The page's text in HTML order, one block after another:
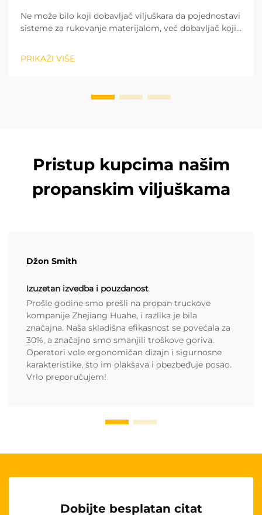
Ne može bilo koji dobavljač viljuškara da pojednostavi
sisteme za rukovanje materijalom, već dobavljač koji
dugogodišnjeg iskustva u projektima na licu mesta u
različitim regionima, prepoznali smo potencijal...
PRIKAŽI VIŠE
Pristup kupcima našim
propanskim viljuškama
Džon Smith
Izuzetan izvedba i pouzdanost
Prošle godine smo prešli na propan truckove
kompanije Zhejiang Huahe, i razlika je bila
značajna. Naša skladišna efikasnost se povećala za
30%, a značajno smo smanjili troškove goriva.
Operatori vole ergonomičan dizajn i sigurnosne
karakteristike, što im olakšava i obezbeđuje posao.
Vrlo preporučujem!
Dobijte besplatan citat